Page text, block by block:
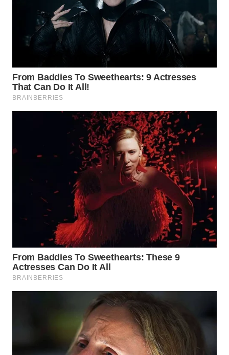
WN
DEPOK
TAPANULI
UTARA
PADANG
CIANJUR
WN
KEPULAUAN
SERIBU